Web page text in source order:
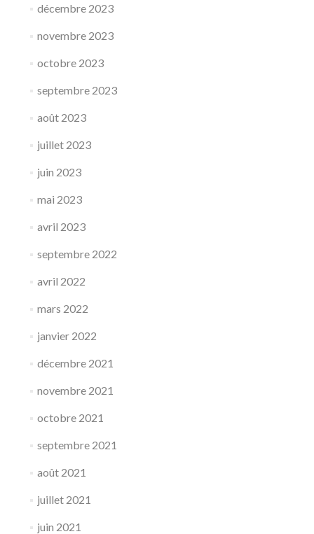
décembre 2023
novembre 2023
octobre 2023
septembre 2023
août 2023
juillet 2023
juin 2023
mai 2023
avril 2023
septembre 2022
avril 2022
mars 2022
janvier 2022
décembre 2021
novembre 2021
octobre 2021
septembre 2021
août 2021
juillet 2021
juin 2021